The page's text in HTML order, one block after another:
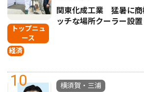
トップニュ
ース
経済
関東化成工業 猛暑に
ッチな場所クーラー設置
10
横須賀・三浦